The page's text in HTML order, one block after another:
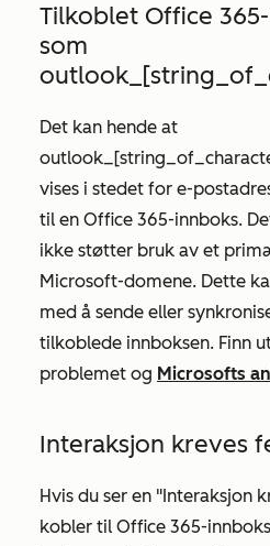
Tilkoblet Office
som
Det kan hende at
vises i stedet for e-
til en Office 365-innboks.
ikke støtter bruk av et
Microsoft-domene. Dette
med å sende eller
tilkoblede innboksen. Finn
problemet og Microsofts
Interaksjon kreves
Hvis du ser en "Interaksjon
kobler til Office 365-